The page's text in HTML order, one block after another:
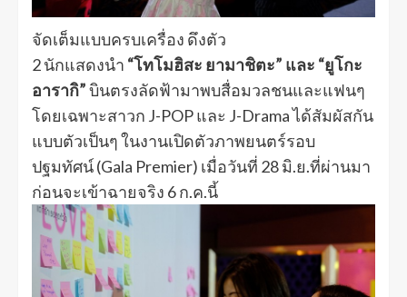
จัดเต็มแบบครบเครื่อง ดึงตัว
2 นักแสดงนำ “โทโมฮิสะ ยามาชิตะ” และ “ยูโกะ
อารากิ”บินตรงลัดฟ้ามาพบสื่อมวลชนและแฟนๆ
โดยเฉพาะสาวก J-POP และ J-Drama ได้สัมผัสกัน
แบบตัวเป็นๆ ในงานเปิดตัวภาพยนตร์รอบ
ปฐมทัศน์ (Gala Premier) เมื่อวันที่ 28 มิ.ย.ที่ผ่านมา
ก่อนจะเข้าฉายจริง 6 ก.ค.นี้